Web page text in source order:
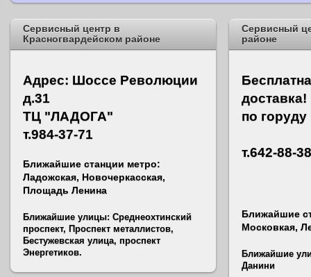
Сервисный центр в
Красногвардейском районе
Адрес: Шоссе Революции
д.31
ТЦ "ЛАДОГА"
т.984-37-71
Ближайшие станции метро:
Ладожская, Новочеркасская,
Площадь Ленина
Ближайшие улицы: Среднеохтинский
проспект, Проспект металлистов,
Бестужевская улица, проспект
Энергетиков.
Сервисный
районе
доставка!
по
т.642-88-
Ближайшие
Московкая,
Ближайшие
Данини